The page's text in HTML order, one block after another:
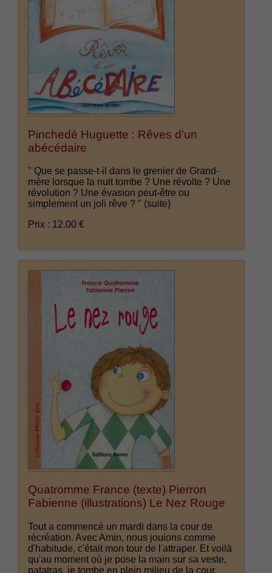
Pinchedé Huguette : Rêves d'un
abécédaire
" Que se passe-t-il dans le grenier de Grand-
mère lorsque la nuit tombe ? Une révolte ? Une
révolution ? Une évasion peut-être ou
simplement un joli rêve ? " (suite)
Prix : 12.00 €
Quatromme France (texte) Pierron
Fabienne (illustrations) Le Nez Rouge
Tout a commencé un mardi dans la cour de
récréation. Avec Amin, nous jouions comme
d'habitude, c'était mon tour de l'attraper. Et voilà
qu'au moment où je pose la main sur sa veste,
patatras, je tombe en plein milieu de la cour.